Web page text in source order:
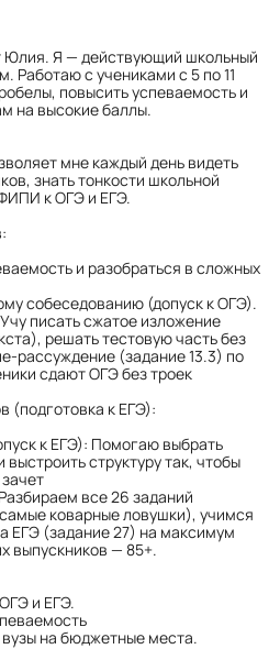
Юлия. Я — действующий школьный
Работаю с учениками с 5 по 11
повысить успеваемость и
на высокие баллы.
мне каждый день видеть
знать тонкости школьной
к ОГЭ и ЕГЭ.
и разобраться в сложных
собеседованию (допуск к ОГЭ).
писать сжатое изложение
решать тестовую часть без
рассуждение (задание 13.3) по
сдают ОГЭ без троек
(подготовка к ЕГЭ):
к ЕГЭ): Помогаю выбрать
структуру так, чтобы
все 26 заданий
коварные ловушки), учимся
ЕГЭ (задание 27) на максимум
выпускников — 85+.
и ЕГЭ.
на бюджетные места.